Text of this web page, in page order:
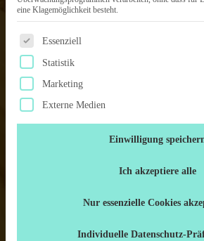
Ich habe die
eine Klagemöglichkeit besteht.
Es folgt eine Liste der Service-
Essenziell
Statistik
Marketing
Externe Medien
Einwilligung
Ich akzeptiere alle
Nur essenzielle Cookies
Individuelle Datenschutz-